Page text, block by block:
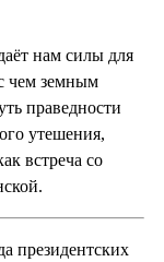
нам силы для
чем земным
праведности
утешения,
встреча со
президентских